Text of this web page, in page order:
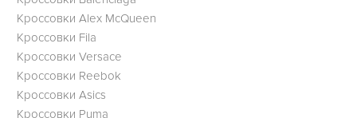
Кроссовки Alex McQueen
Кроссовки Fila
Кроссовки Versace
Кроссовки Reebok
Кроссовки Asics
Кроссовки Puma